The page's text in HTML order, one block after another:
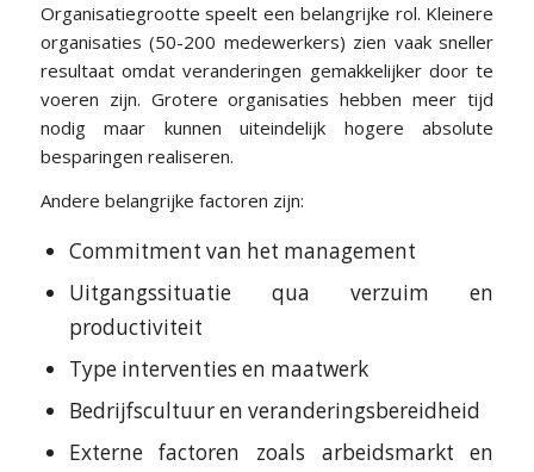
Organisatiegrootte speelt een belangrijke rol. Kleinere
organisaties (50-200 medewerkers) zien vaak sneller
resultaat omdat veranderingen gemakkelijker door te
voeren zijn. Grotere organisaties hebben meer tijd
nodig maar kunnen uiteindelijk hogere absolute
besparingen realiseren.
Andere belangrijke factoren zijn:
Commitment van het management
Uitgangssituatie qua verzuim en
productiviteit
Type interventies en maatwerk
Bedrijfscultuur en veranderingsbereidheid
Externe factoren zoals arbeidsmarkt en